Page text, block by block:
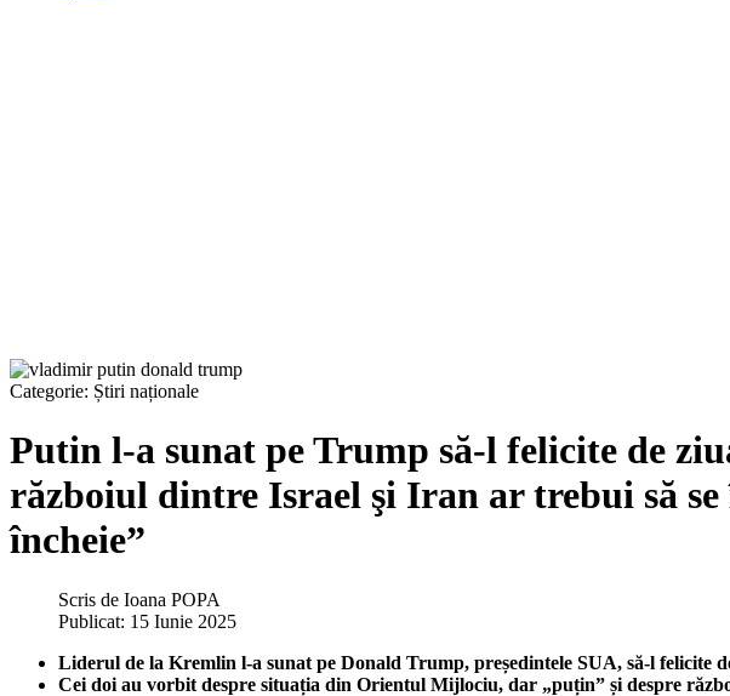
Categorie: Știri naționale
Putin l-a sunat pe Trump să-l felicite de
războiul dintre Israel şi Iran ar trebui să
încheie”
Scris de Ioana POPA
Publicat: 15 Iunie 2025
Liderul de la Kremlin l-a sunat pe Donald Trump, președintele SUA, să-l felicite
Cei doi au vorbit despre situația din Orientul Mijlociu, dar „puțin” și despre